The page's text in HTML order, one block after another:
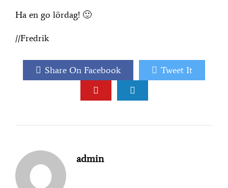
Ha en go lördag! 🙂
//Fredrik
Share On Facebook Tweet It
admin